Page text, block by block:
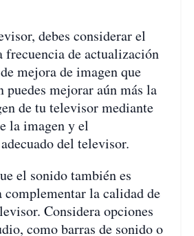
debes considerar el
frecuencia de actualización
mejora de imagen que
puedes mejorar aún más la
de tu televisor mediante
la imagen y el
del televisor.
el sonido también es
complementar la calidad de
Considera opciones
como barras de sonido o